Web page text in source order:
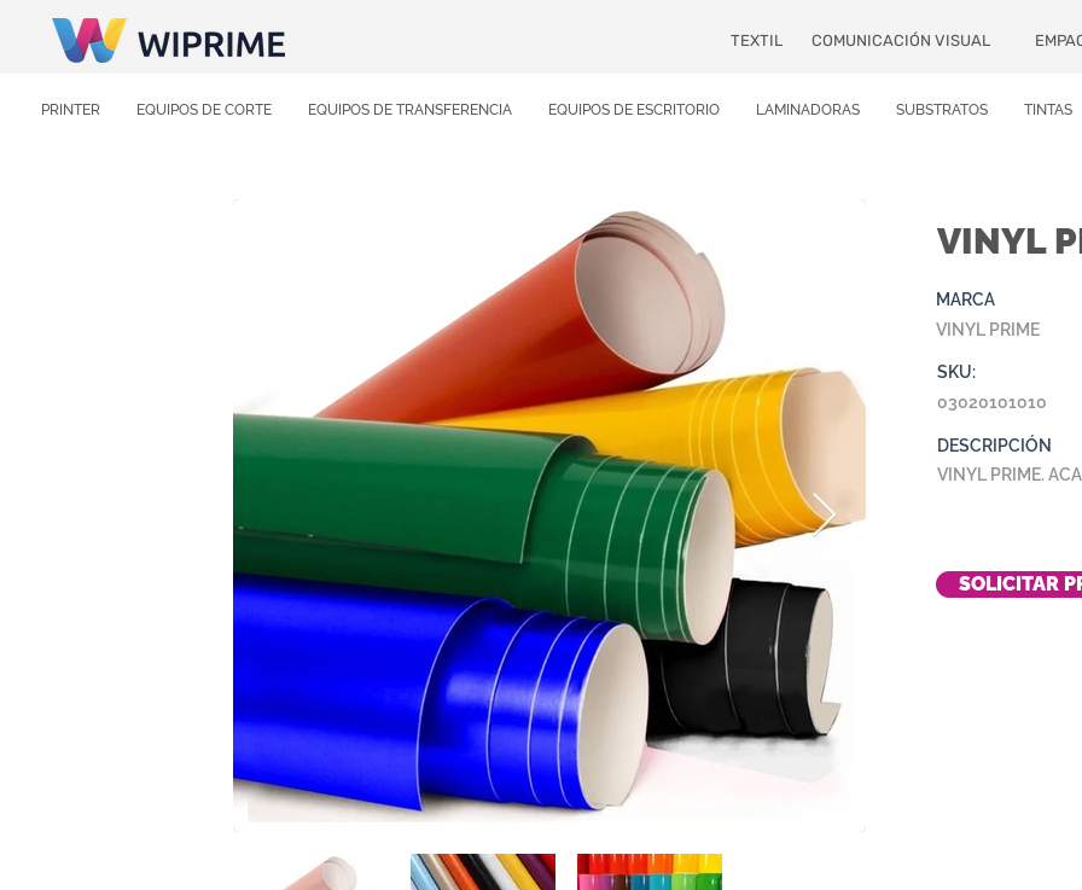
TEXTIL COMUNICACIÓN VISUAL
PRINTER EQUIPOS DE CORTE EQUIPOS DE TRANSFERENCIA EQUIPOS DE ESCRITORIO LAMINADORAS SUBSTRATOS TINTAS
VINYL
MARCA
VINYL PRIME
SKU:
03020101010
DESCRIPCIÓN
VINYL PRIME.
SOLICITAR